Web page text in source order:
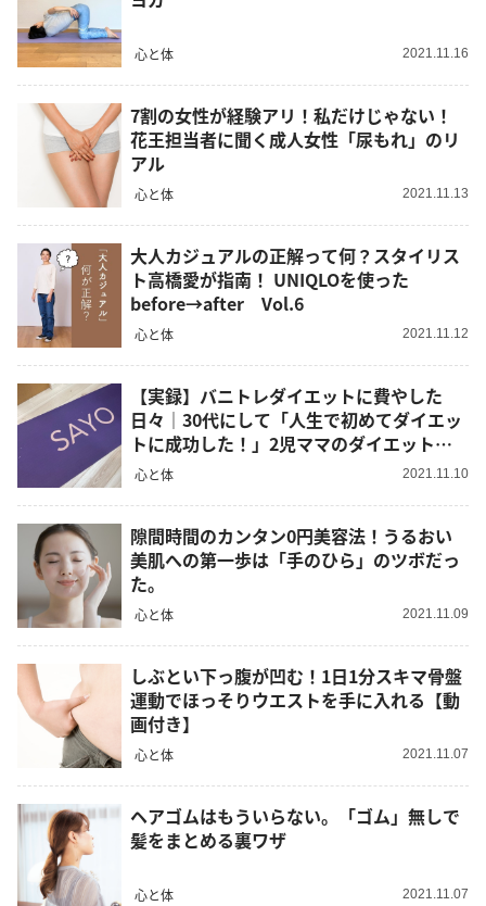
心と体 2021.11.16
7割の女性が経験アリ！私だけじゃない！
花王担当者に聞く成人女性「尿もれ」のリ
アル
心と体 2021.11.13
大人カジュアルの正解って何？スタイリス
ト高橋愛が指南！ UNIQLOを使った
before→after Vol.6
心と体 2021.11.12
【実録】バニトレダイエットに費やした
日々｜30代にして「人生で初めてダイエッ
トに成功した！」2児ママのダイエット記
録vol.1
心と体 2021.11.10
隙間時間のカンタン0円美容法！うるおい
美肌への第一歩は「手のひら」のツボだっ
た。
心と体 2021.11.09
しぶとい下っ腹が凹む！1日1分スキマ骨盤
運動でほっそりウエストを手に入れる【動
画付き】
心と体 2021.11.07
ヘアゴムはもういらない。「ゴム」無しで
髪をまとめる裏ワザ
心と体 2021.11.07